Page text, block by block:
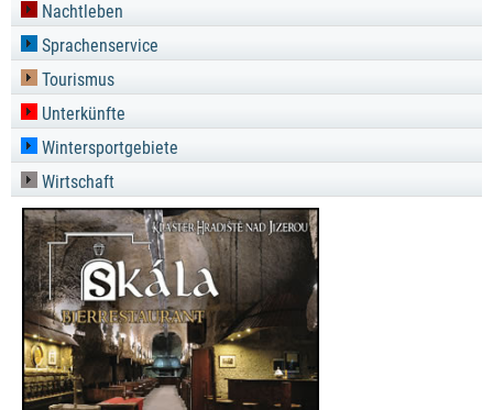
Nachtleben
Sprachenservice
Tourismus
Unterkünfte
Wintersportgebiete
Wirtschaft